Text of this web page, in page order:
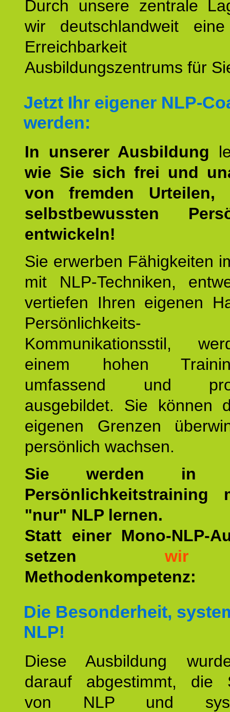
Durch unsere zentrale
wir deutschlandweit
Erreichbarkeit
Ausbildungszentrums für
Jetzt Ihr eigener NLP-
werden:
In unserer Ausbildung
wie Sie sich frei und
von fremden Urteilen,
selbstbewussten
entwickeln!
Sie erwerben Fähigkeiten
mit NLP-Techniken,
vertiefen Ihren eigenen
Kommunikationsstil,
einem hohen
umfassend und
ausgebildet. Sie können
eigenen Grenzen
persönlich wachsen.
Sie werden in
Persönlichkeitstraining
"nur" NLP lernen.
Statt einer Mono-NLP-
setzen wir
Methodenkompetenz:
Die Besonderheit,
NLP!
Diese Ausbildung
darauf abgestimmt, die
von NLP und